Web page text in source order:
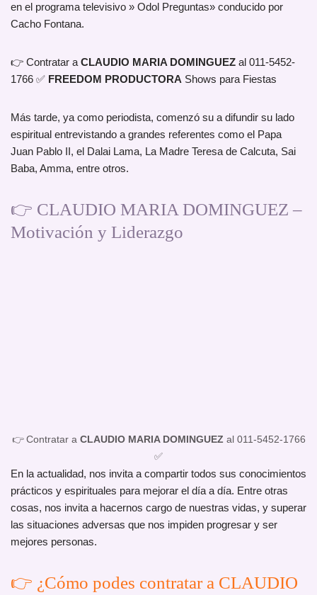
en el programa televisivo » Odol Preguntas» conducido por
Cacho Fontana.
👉 Contratar a CLAUDIO MARIA DOMINGUEZ al 011-5452-
1766 ✅ FREEDOM PRODUCTORA Shows para Fiestas
Más tarde, ya como periodista, comenzó su a difundir su lado
espiritual entrevistando a grandes referentes como el Papa
Juan Pablo II, el Dalai Lama, La Madre Teresa de Calcuta, Sai
Baba, Amma, entre otros.
👉 CLAUDIO MARIA DOMINGUEZ –
Motivación y Liderazgo
👉 Contratar a CLAUDIO MARIA DOMINGUEZal 011-5452-1766
✅
En la actualidad, nos invita a compartir todos sus conocimientos
prácticos y espirituales para mejorar el día a día. Entre otras
cosas, nos invita a hacernos cargo de nuestras vidas, y superar
las situaciones adversas que nos impiden progresar y ser
mejores personas.
👉 ¿Cómo podes contratar a CLAUDIO